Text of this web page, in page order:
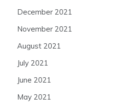
December 2021
November 2021
August 2021
July 2021
June 2021
May 2021